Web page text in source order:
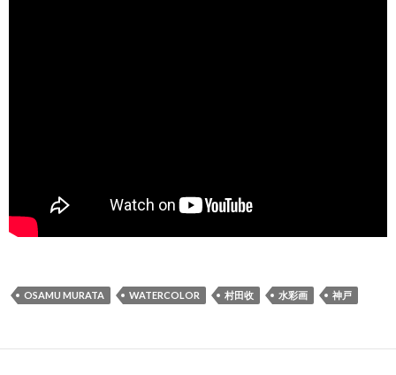
OSAMU MURATA WATERCOLOR 村田收 水彩画 神戸